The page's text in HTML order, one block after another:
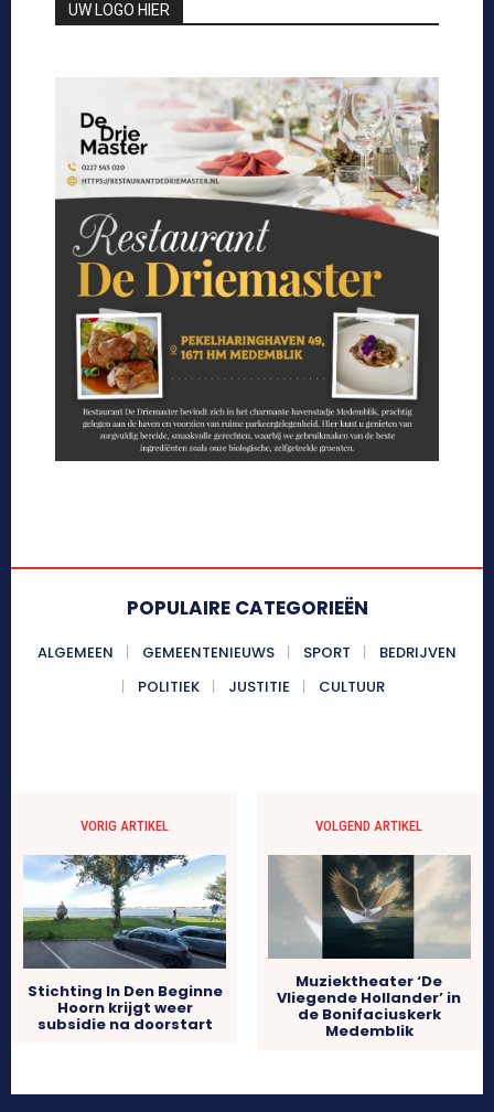
UW LOGO HIER
POPULAIRE CATEGORIEËN
ALGEMEEN GEMEENTENIEUWS SPORT
BEDRIJVEN
POLITIEK
JUSTITIE CULTUUR
VORIG ARTIKEL
Stichting In Den Beginne
Hoorn krijgt weer
subsidie na doorstart
VOLGEND ARTIKEL
Muziektheater ‘De
Vliegende Hollander’ in
de Bonifaciuskerk
Medemblik